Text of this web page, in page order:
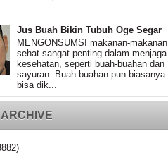
Jus Buah Bikin Tubuh Oge Segar
MENGONSUMSI makanan-makanan
sehat sangat penting dalam menjaga
kesehatan, seperti buah-buahan dan
sayuran. Buah-buahan pun biasanya
bisa dik...